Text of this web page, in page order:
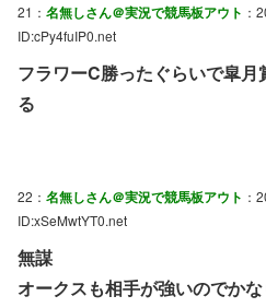
21： 名無しさん＠実況で競馬板アウト ：
ID:cPy4fuIP0.net
フラワーC勝ったぐらいで皐
る
22： 名無しさん＠実況で競馬板アウト ：
ID:xSeMwtYT0.net
無謀
オークスも相手が強いのでか